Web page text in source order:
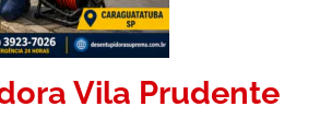
Vila Prudente